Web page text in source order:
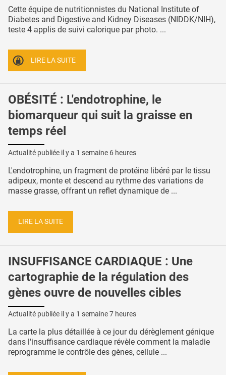
Cette équipe de nutritionnistes du National Institute of
Diabetes and Digestive and Kidney Diseases (NIDDK/NIH),
teste 4 applis de suivi calorique par photo. ...
LIRE LA SUITE
OBÉSITÉ : L'endotrophine, le
biomarqueur qui suit la graisse en
temps réel
Actualité publiée il y a 1 semaine 6 heures
L'endotrophine, un fragment de protéine libéré par le tissu
adipeux, monte et descend au rythme des variations de
masse grasse, offrant un reflet dynamique de ...
LIRE LA SUITE
INSUFFISANCE CARDIAQUE : Une
cartographie de la régulation des
gènes ouvre de nouvelles cibles
Actualité publiée il y a 1 semaine 7 heures
La carte la plus détaillée à ce jour du dérèglement génique
dans l'insuffisance cardiaque révèle comment la maladie
reprogramme le contrôle des gènes, cellule ...